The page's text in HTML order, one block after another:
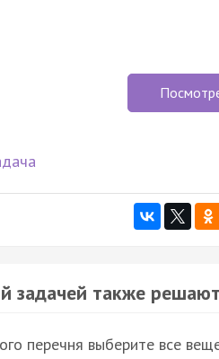
задачей также
перечня выберите все